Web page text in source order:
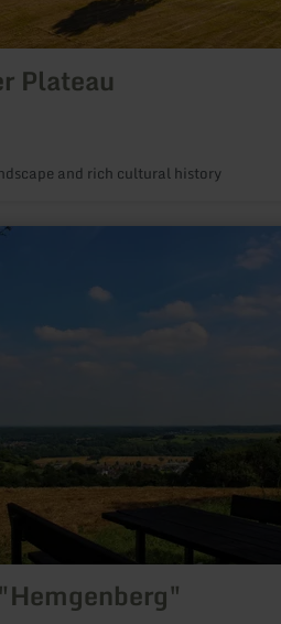
Plateau
and rich cultural history